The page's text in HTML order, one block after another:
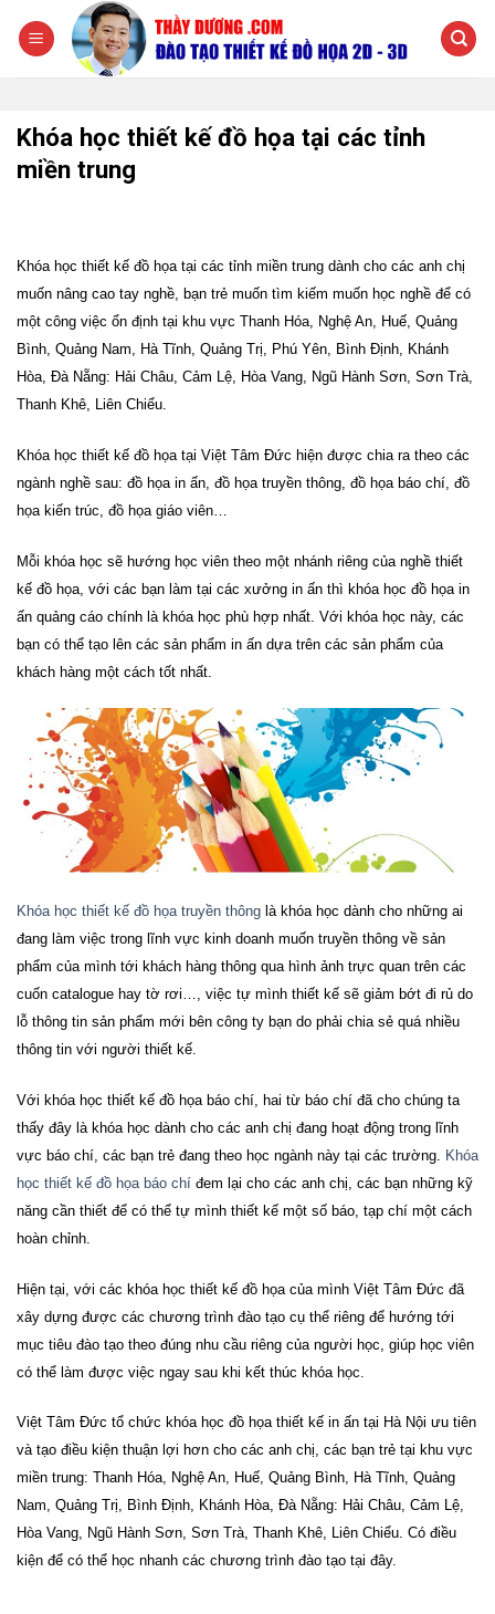
đến
Khóa học thiết kế đồ họa tại các tỉnh
miền trung
Khóa học thiết kế đồ họa tại các tỉnh miền trung dành cho các anh chị
muốn nâng cao tay nghề, bạn trẻ muốn tìm kiếm muốn học nghề để có
một công việc ổn định tại khu vực Thanh Hóa, Nghệ An, Huế, Quảng
Bình, Quảng Nam, Hà Tĩnh, Quảng Trị, Phú Yên, Bình Định, Khánh
Hòa, Đà Nẵng: Hải Châu, Cảm Lệ, Hòa Vang, Ngũ Hành Sơn, Sơn Trà,
Thanh Khê, Liên Chiểu.
Khóa học thiết kế đồ họa tại Việt Tâm Đức hiện được chia ra theo các
ngành nghề sau: đồ họa in ấn, đồ họa truyền thông, đồ họa báo chí, đồ
họa kiến trúc, đồ họa giáo viên…
Mỗi khóa học sẽ hướng học viên theo một nhánh riêng của nghề thiết
kế đồ họa, với các bạn làm tại các xưởng in ấn thì khóa học đồ họa in
ấn quảng cáo chính là khóa học phù hợp nhất. Với khóa học này, các
bạn có thể tạo lên các sản phẩm in ấn dựa trên các sản phẩm của
khách hàng một cách tốt nhất.
Khóa học thiết kế đồ họa truyền thông là khóa học dành cho những ai
đang làm việc trong lĩnh vực kinh doanh muốn truyền thông về sản
phẩm của mình tới khách hàng thông qua hình ảnh trực quan trên các
cuốn catalogue hay tờ rơi…, việc tự mình thiết kế sẽ giảm bớt đi rủ do
lỗ thông tin sản phẩm mới bên công ty bạn do phải chia sẻ quá nhiều
thông tin với người thiết kế.
Với khóa học thiết kế đồ họa báo chí, hai từ báo chí đã cho chúng ta
thấy đây là khóa học dành cho các anh chị đang hoạt động trong lĩnh
vực báo chí, các bạn trẻ đang theo học ngành này tại các trường. Khóa
học thiết kế đồ họa báo chí đem lại cho các anh chị, các bạn những kỹ
năng cần thiết để có thể tự mình thiết kế một số báo, tạp chí một cách
hoàn chỉnh.
Hiện tại, với các khóa học thiết kế đồ họa của mình Việt Tâm Đức đã
xây dựng được các chương trình đào tạo cụ thể riêng để hướng tới
mục tiêu đào tạo theo đúng nhu cầu riêng của người học, giúp học viên
có thể làm được việc ngay sau khi kết thúc khóa học.
Việt Tâm Đức tổ chức khóa học đồ họa thiết kế in ấn tại Hà Nội ưu tiên
và tạo điều kiện thuận lợi hơn cho các anh chị, các bạn trẻ tại khu vực
miền trung: Thanh Hóa, Nghệ An, Huế, Quảng Bình, Hà Tĩnh, Quảng
Nam, Quảng Trị, Bình Định, Khánh Hòa, Đà Nẵng: Hải Châu, Cảm Lệ,
Hòa Vang, Ngũ Hành Sơn, Sơn Trà, Thanh Khê, Liên Chiểu. Có điều
kiện để có thể học nhanh các chương trình đào tạo tại đây.